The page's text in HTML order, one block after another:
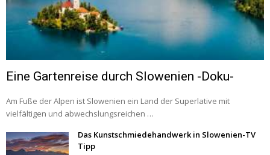
Eine Gartenreise durch Slowenien -Doku-
Am Fuße der Alpen ist Slowenien ein Land der Superlative mit
vielfältigen und abwechslungsreichen …
Das Kunstschmiedehandwerk in Slowenien-TV
Tipp